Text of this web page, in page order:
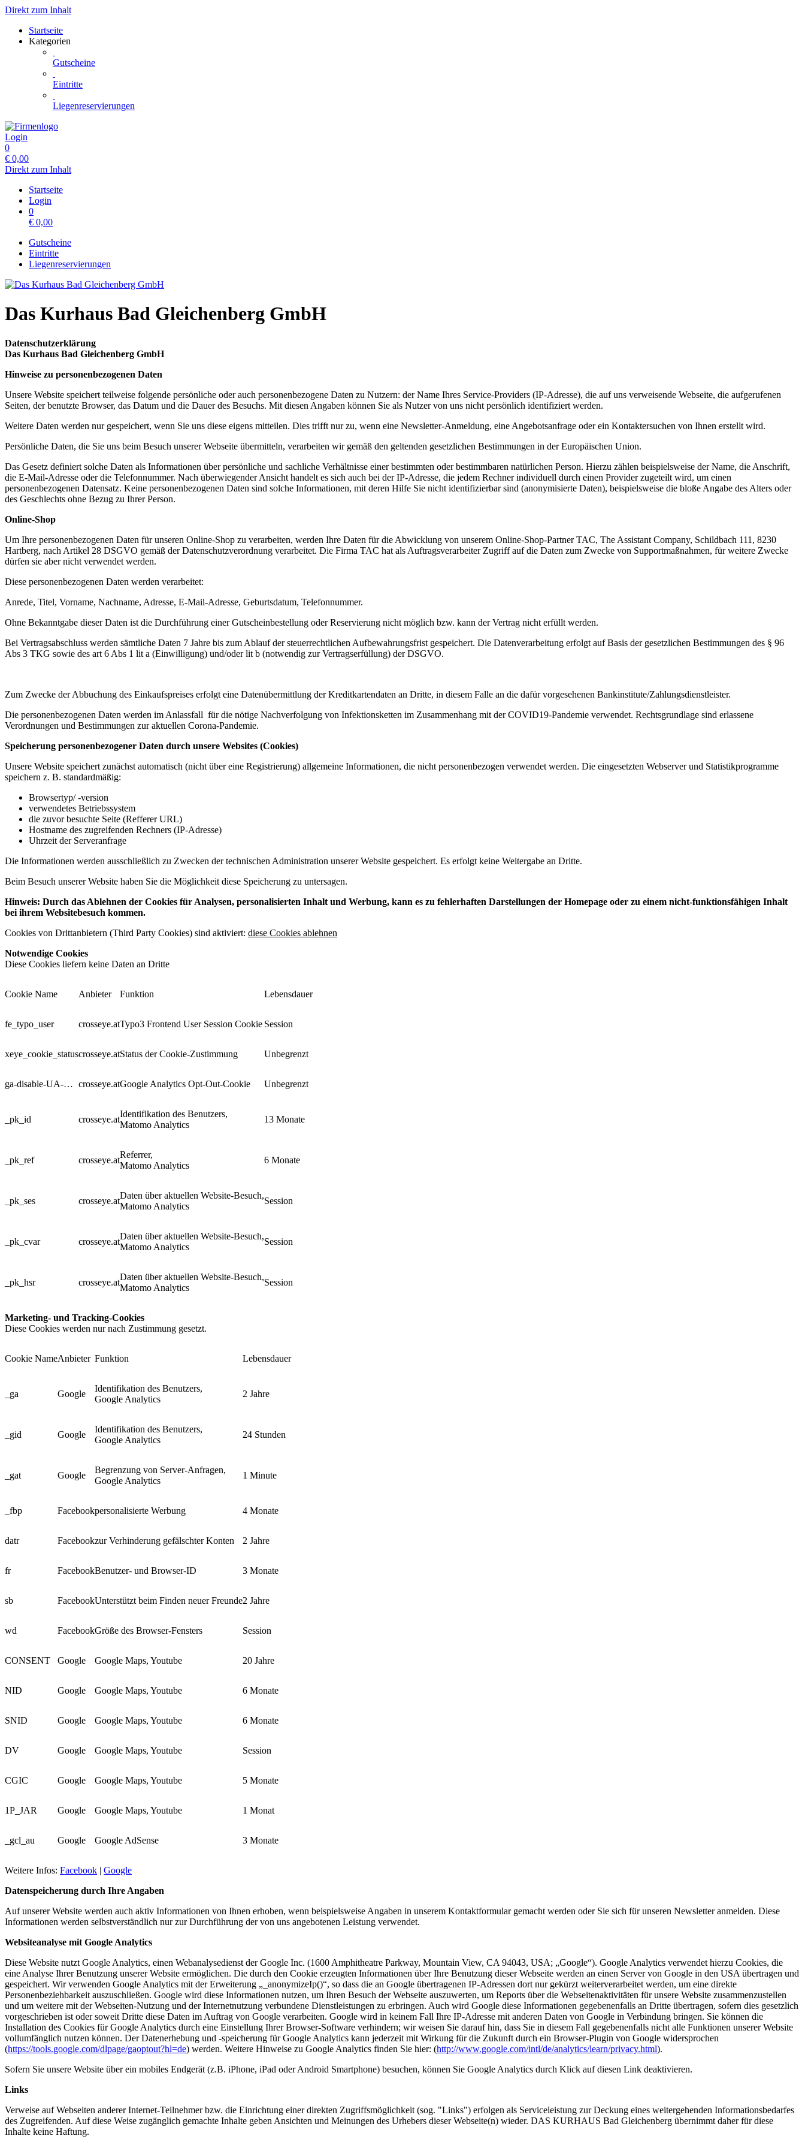
Direkt zum Inhalt
Startseite
Kategorien
Gutscheine
Eintritte
Liegenreservierungen
Login
0
€ 0,00
Direkt zum Inhalt
Startseite
Login
0
€ 0,00
Gutscheine
Eintritte
Liegenreservierungen
Das Kurhaus Bad Gleichenberg GmbH
Datenschutzerklärung
Das Kurhaus Bad Gleichenberg GmbH
Hinweise zu personenbezogenen Daten
Unsere Website speichert teilweise folgende persönliche oder auch personenbezogene Daten zu Nutzern: der Name Ihres Service-Providers (IP-Adresse), die auf uns verweisende Webseite, die aufgerufenen
Seiten, der benutzte Browser, das Datum und die Dauer des Besuchs. Mit diesen Angaben können Sie als Nutzer von uns nicht persönlich identifiziert werden.
Weitere Daten werden nur gespeichert, wenn Sie uns diese eigens mitteilen. Dies trifft nur zu, wenn eine Newsletter-Anmeldung, eine Angebotsanfrage oder ein Kontaktersuchen von Ihnen erstellt wird.
Persönliche Daten, die Sie uns beim Besuch unserer Webseite übermitteln, verarbeiten wir gemäß den geltenden gesetzlichen Bestimmungen in der Europäischen Union.
Das Gesetz definiert solche Daten als Informationen über persönliche und sachliche Verhältnisse einer bestimmten oder bestimmbaren natürlichen Person. Hierzu zählen beispielsweise der Name, die Anschrift,
die E-Mail-Adresse oder die Telefonnummer. Nach überwiegender Ansicht handelt es sich auch bei der IP-Adresse, die jedem Rechner individuell durch einen Provider zugeteilt wird, um einen
personenbezogenen Datensatz. Keine personenbezogenen Daten sind solche Informationen, mit deren Hilfe Sie nicht identifizierbar sind (anonymisierte Daten), beispielsweise die bloße Angabe des Alters oder
des Geschlechts ohne Bezug zu Ihrer Person.
Online-Shop
Um Ihre personenbezogenen Daten für unseren Online-Shop zu verarbeiten, werden Ihre Daten für die Abwicklung von unserem Online-Shop-Partner TAC, The Assistant Company, Schildbach 111, 8230
Hartberg, nach Artikel 28 DSGVO gemäß der Datenschutzverordnung verarbeitet. Die Firma TAC hat als Auftragsverarbeiter Zugriff auf die Daten zum Zwecke von Supportmaßnahmen, für weitere Zwecke
dürfen sie aber nicht verwendet werden.
Diese personenbezogenen Daten werden verarbeitet:
Anrede, Titel, Vorname, Nachname, Adresse, E-Mail-Adresse, Geburtsdatum, Telefonnummer.
Ohne Bekanntgabe dieser Daten ist die Durchführung einer Gutscheinbestellung oder Reservierung nicht möglich bzw. kann der Vertrag nicht erfüllt werden.
Bei Vertragsabschluss werden sämtliche Daten 7 Jahre bis zum Ablauf der steuerrechtlichen Aufbewahrungsfrist gespeichert. Die Datenverarbeitung erfolgt auf Basis der gesetzlichen Bestimmungen des § 96
Abs 3 TKG sowie des art 6 Abs 1 lit a (Einwilligung) und/oder lit b (notwendig zur Vertragserfüllung) der DSGVO.
Zum Zwecke der Abbuchung des Einkaufspreises erfolgt eine Datenübermittlung der Kreditkartendaten an Dritte, in diesem Falle an die dafür vorgesehenen Bankinstitute/Zahlungsdienstleister.
Die personenbezogenen Daten werden im Anlassfall für die nötige Nachverfolgung von Infektionsketten im Zusammenhang mit der COVID19-Pandemie verwendet. Rechtsgrundlage sind erlassene
Verordnungen und Bestimmungen zur aktuellen Corona-Pandemie.
Speicherung personenbezogener Daten durch unsere Websites (Cookies)
Unsere Website speichert zunächst automatisch (nicht über eine Registrierung) allgemeine Informationen, die nicht personenbezogen verwendet werden. Die eingesetzten Webserver und Statistikprogramme
speichern z. B. standardmäßig:
Browsertyp/ -version
verwendetes Betriebssystem
die zuvor besuchte Seite (Refferer URL)
Hostname des zugreifenden Rechners (IP-Adresse)
Uhrzeit der Serveranfrage
Die Informationen werden ausschließlich zu Zwecken der technischen Administration unserer Website gespeichert. Es erfolgt keine Weitergabe an Dritte.
Beim Besuch unserer Website haben Sie die Möglichkeit diese Speicherung zu untersagen.
Hinweis: Durch das Ablehnen der Cookies für Analysen, personalisierten Inhalt und Werbung, kann es zu fehlerhaften Darstellungen der Homepage oder zu einem nicht-funktionsfähigen Inhalt
bei ihrem Websitebesuch kommen.
Cookies von Drittanbietern (Third Party Cookies) sind aktiviert: diese Cookies ablehnen
Notwendige Cookies
Diese Cookies liefern keine Daten an Dritte
Cookie Name Anbieter Funktion Lebensdauer
fe_typo_user crosseye.atTypo3 Frontend User Session Cookie Session
xeye_cookie_statuscrosseye.atStatus der Cookie-Zustimmung Unbegrenzt
ga-disable-UA-… crosseye.atGoogle Analytics Opt-Out-Cookie Unbegrenzt
_pk_id crosseye.at
Identifikation des Benutzers,
Matomo Analytics
13 Monate
_pk_ref crosseye.at
Referrer,
Matomo Analytics
6 Monate
_pk_ses crosseye.at
Daten über aktuellen Website-Besuch,
Matomo Analytics
Session
_pk_cvar crosseye.at
Daten über aktuellen Website-Besuch,
Matomo Analytics
Session
_pk_hsr crosseye.at
Daten über aktuellen Website-Besuch,
Matomo Analytics
Session
Marketing- und Tracking-Cookies
Diese Cookies werden nur nach Zustimmung gesetzt.
Cookie NameAnbieter Funktion Lebensdauer
_ga Google
Identifikation des Benutzers,
Google Analytics
2 Jahre
_gid Google
Identifikation des Benutzers,
Google Analytics
24 Stunden
_gat Google
Begrenzung von Server-Anfragen,
Google Analytics
1 Minute
_fbp Facebookpersonalisierte Werbung 4 Monate
datr Facebookzur Verhinderung gefälschter Konten 2 Jahre
fr FacebookBenutzer- und Browser-ID 3 Monate
sb FacebookUnterstützt beim Finden neuer Freunde2 Jahre
wd FacebookGröße des Browser-Fensters Session
CONSENT Google Google Maps, Youtube 20 Jahre
NID Google Google Maps, Youtube 6 Monate
SNID Google Google Maps, Youtube 6 Monate
DV Google Google Maps, Youtube Session
CGIC Google Google Maps, Youtube 5 Monate
1P_JAR Google Google Maps, Youtube 1 Monat
_gcl_au Google Google AdSense 3 Monate
Weitere Infos: Facebook | Google
Datenspeicherung durch Ihre Angaben
Auf unserer Website werden auch aktiv Informationen von Ihnen erhoben, wenn beispielsweise Angaben in unserem Kontaktformular gemacht werden oder Sie sich für unseren Newsletter anmelden. Diese
Informationen werden selbstverständlich nur zur Durchführung der von uns angebotenen Leistung verwendet.
Websiteanalyse mit Google Analytics
Diese Website nutzt Google Analytics, einen Webanalysedienst der Google Inc. (1600 Amphitheatre Parkway, Mountain View, CA 94043, USA; „Google“). Google Analytics verwendet hierzu Cookies, die
eine Analyse Ihrer Benutzung unserer Website ermöglichen. Die durch den Cookie erzeugten Informationen über Ihre Benutzung dieser Webseite werden an einen Server von Google in den USA übertragen und
gespeichert. Wir verwenden Google Analytics mit der Erweiterung „_anonymizeIp()“, so dass die an Google übertragenen IP-Adressen dort nur gekürzt weiterverarbeitet werden, um eine direkte
Personenbeziehbarkeit auszuschließen. Google wird diese Informationen nutzen, um Ihren Besuch der Webseite auszuwerten, um Reports über die Webseitenaktivitäten für unsere Website zusammenzustellen
und um weitere mit der Webseiten-Nutzung und der Internetnutzung verbundene Dienstleistungen zu erbringen. Auch wird Google diese Informationen gegebenenfalls an Dritte übertragen, sofern dies gesetzlich
vorgeschrieben ist oder soweit Dritte diese Daten im Auftrag von Google verarbeiten. Google wird in keinem Fall Ihre IP-Adresse mit anderen Daten von Google in Verbindung bringen. Sie können die
Installation des Cookies für Google Analytics durch eine Einstellung Ihrer Browser-Software verhindern; wir weisen Sie darauf hin, dass Sie in diesem Fall gegebenenfalls nicht alle Funktionen unserer Website
vollumfänglich nutzen können. Der Datenerhebung und -speicherung für Google Analytics kann jederzeit mit Wirkung für die Zukunft durch ein Browser-Plugin von Google widersprochen
(https://tools.google.com/dlpage/gaoptout?hl=de) werden. Weitere Hinweise zu Google Analytics finden Sie hier: (http://www.google.com/intl/de/analytics/learn/privacy.html).
Sofern Sie unsere Website über ein mobiles Endgerät (z.B. iPhone, iPad oder Android Smartphone) besuchen, können Sie Google Analytics durch Klick auf diesen Link deaktivieren.
Links
Verweise auf Webseiten anderer Internet-Teilnehmer bzw. die Einrichtung einer direkten Zugriffsmöglichkeit (sog. "Links") erfolgen als Serviceleistung zur Deckung eines weitergehenden Informationsbedarfes
des Zugreifenden. Auf diese Weise zugänglich gemachte Inhalte geben Ansichten und Meinungen des Urhebers dieser Webseite(n) wieder. DAS KURHAUS Bad Gleichenberg übernimmt daher für diese
Inhalte keine Haftung.